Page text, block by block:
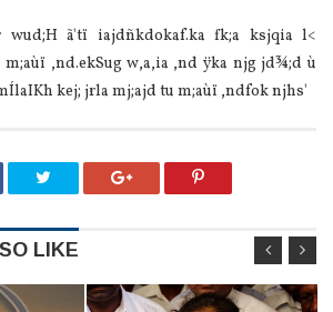
ã'tï iajdñkdokaf.ka fk;a ksjqia l<
,nd.ekSug w,a,ia ,nd ÿka njg jd¾;d ù
kej; jrla mj;ajd tu m;aùï ,ndfok njhs'
LIKE